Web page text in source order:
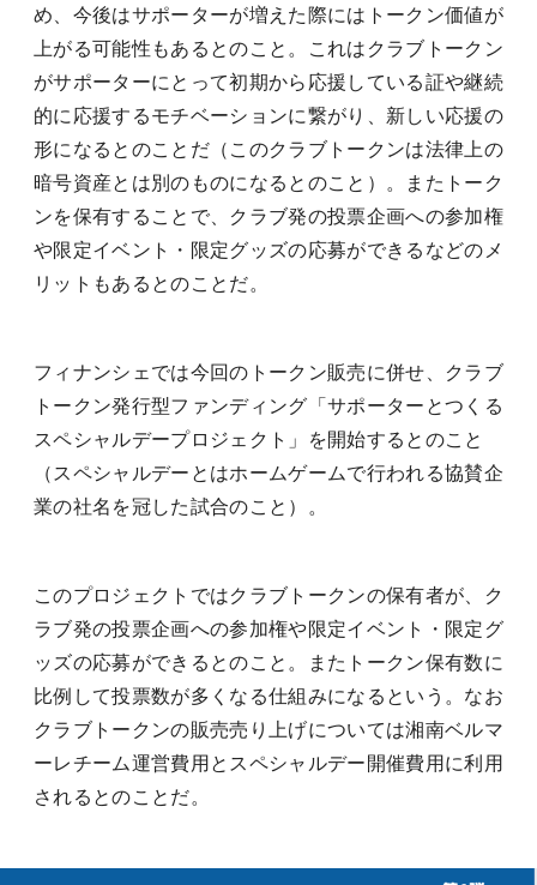
め、今後はサポーターが増えた際にはトークン価値が
上がる可能性もあるとのこと。これはクラブトークン
がサポーターにとって初期から応援している証や継続
的に応援するモチベーションに繋がり、新しい応援の
形になるとのことだ（このクラブトークンは法律上の
暗号資産とは別のものになるとのこと）。またトーク
ンを保有することで、クラブ発の投票企画への参加権
や限定イベント・限定グッズの応募ができるなどのメ
リットもあるとのことだ。
フィナンシェでは今回のトークン販売に併せ、クラブ
トークン発行型ファンディング「サポーターとつくる
スペシャルデープロジェクト」を開始するとのこと
（スペシャルデーとはホームゲームで行われる協賛企
業の社名を冠した試合のこと）。
このプロジェクトではクラブトークンの保有者が、ク
ラブ発の投票企画への参加権や限定イベント・限定グ
ッズの応募ができるとのこと。またトークン保有数に
比例して投票数が多くなる仕組みになるという。なお
クラブトークンの販売売り上げについては湘南ベルマ
ーレチーム運営費用とスペシャルデー開催費用に利用
されるとのことだ。